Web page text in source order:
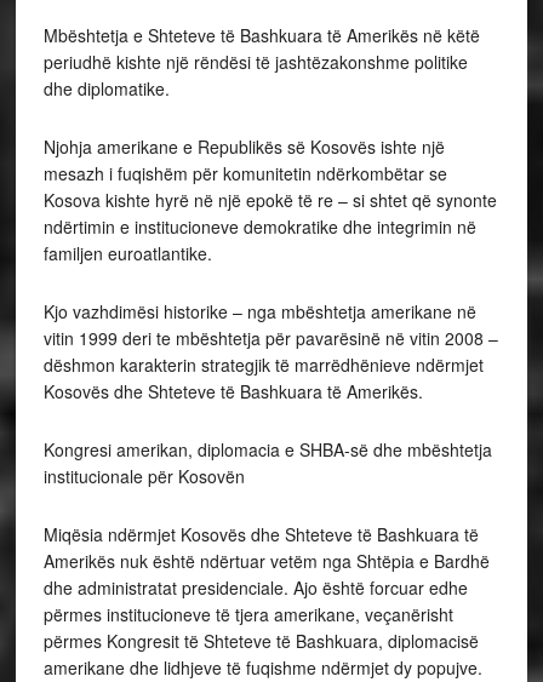
Mbështetja e Shteteve të Bashkuara të Amerikës në këtë
periudhë kishte një rëndësi të jashtëzakonshme politike
dhe diplomatike.
Njohja amerikane e Republikës së Kosovës ishte një
mesazh i fuqishëm për komunitetin ndërkombëtar se
Kosova kishte hyrë në një epokë të re – si shtet që synonte
ndërtimin e institucioneve demokratike dhe integrimin në
familjen euroatlantike.
Kjo vazhdimësi historike – nga mbështetja amerikane në
vitin 1999 deri te mbështetja për pavarësinë në vitin 2008 –
dëshmon karakterin strategjik të marrëdhënieve ndërmjet
Kosovës dhe Shteteve të Bashkuara të Amerikës.
Kongresi amerikan, diplomacia e SHBA-së dhe mbështetja
institucionale për Kosovën
Miqësia ndërmjet Kosovës dhe Shteteve të Bashkuara të
Amerikës nuk është ndërtuar vetëm nga Shtëpia e Bardhë
dhe administratat presidenciale. Ajo është forcuar edhe
përmes institucioneve të tjera amerikane, veçanërisht
përmes Kongresit të Shteteve të Bashkuara, diplomacisë
amerikane dhe lidhjeve të fuqishme ndërmjet dy popujve.